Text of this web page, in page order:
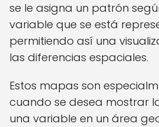
se le asigna un patrón
variable que se está
permitiendo así una
las diferencias espaciales.
Estos mapas son
cuando se desea mostrar
una variable en un área